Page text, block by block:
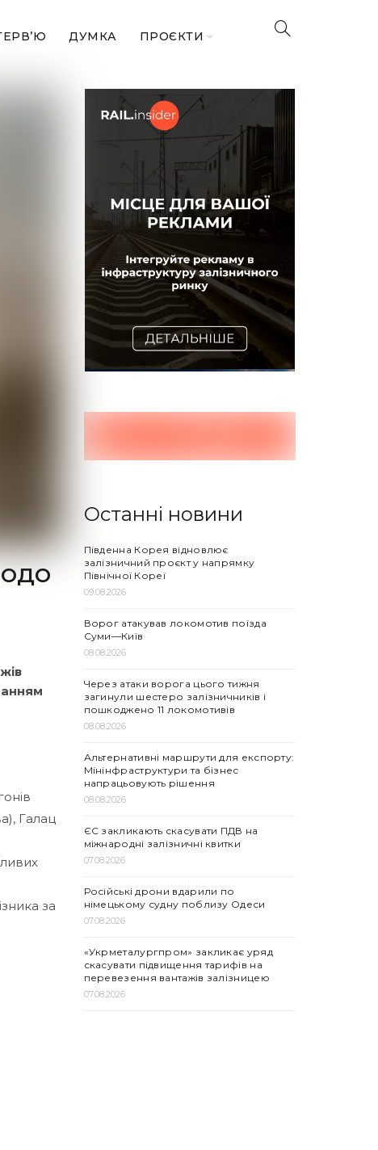
ДУМКА ПРОЄКТИ
Галац
за
Останні новини
Південна Корея відновлює
залізничний проєкт у напрямку
Північної Кореї
09.08.2026
Ворог атакував локомотив поїзда
Суми—Київ
08.08.2026
Через атаки ворога цього тижня
загинули шестеро залізничників і
пошкоджено 11 локомотивів
08.08.2026
Альтернативні маршрути для експорту:
Мінінфраструктури та бізнес
напрацьовують рішення
08.08.2026
ЄС закликають скасувати ПДВ на
міжнародні залізничні квитки
07.08.2026
Російські дрони вдарили по
німецькому судну поблизу Одеси
07.08.2026
«Укрметалургпром» закликає уряд
скасувати підвищення тарифів на
перевезення вантажів залізницею
07.08.2026